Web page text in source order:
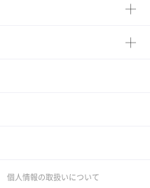
個人情報の取扱いについて